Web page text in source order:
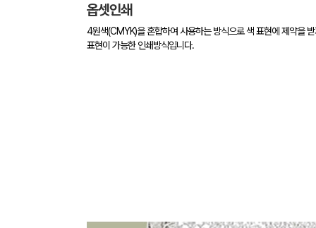
옵셋인쇄
4원색(CMYK)을 혼합하여 사용하는 방식으로 색 표현에 제약을
표현이 가능한 인쇄방식입니다.